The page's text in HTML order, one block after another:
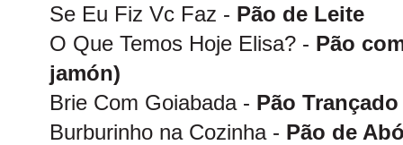
Se Eu Fiz Vc Faz - Pão de Leite
O Que Temos Hoje Elisa? - Pão
jamón)
Brie Com Goiabada - Pão
Burburinho na Cozinha - Pão de